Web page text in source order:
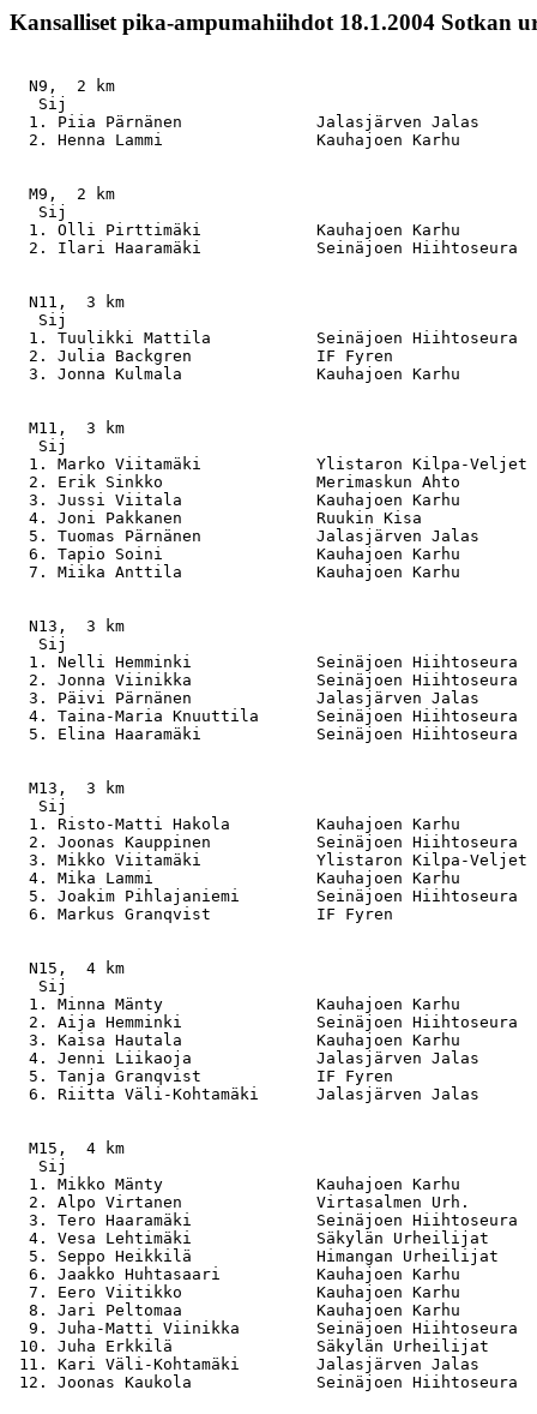
Kansalliset pika-ampumahiihdot 18.1.2004 Sotkan
  N9,  2 km
Sij
1. Piia Pärnänen              Jalasjärven Jalas
2. Henna Lammi                Kauhajoen Karhu
  M9,  2 km
Sij
1. Olli Pirttimäki            Kauhajoen Karhu
2. Ilari Haaramäki            Seinäjoen Hiihtoseura
  N11,  3 km
Sij
1. Tuulikki Mattila           Seinäjoen Hiihtoseura
2. Julia Backgren             IF Fyren
3. Jonna Kulmala              Kauhajoen Karhu
  M11,  3 km
Sij
1. Marko Viitamäki            Ylistaron Kilpa-Veljet
2. Erik Sinkko                Merimaskun Ahto
3. Jussi Viitala              Kauhajoen Karhu
4. Joni Pakkanen              Ruukin Kisa
5. Tuomas Pärnänen            Jalasjärven Jalas
6. Tapio Soini                Kauhajoen Karhu
7. Miika Anttila              Kauhajoen Karhu
  N13,  3 km
Sij
1. Nelli Hemminki             Seinäjoen Hiihtoseura
2. Jonna Viinikka             Seinäjoen Hiihtoseura
3. Päivi Pärnänen             Jalasjärven Jalas
4. Taina-Maria Knuuttila      Seinäjoen Hiihtoseura
5. Elina Haaramäki            Seinäjoen Hiihtoseura
  M13,  3 km
Sij
1. Risto-Matti Hakola         Kauhajoen Karhu
2. Joonas Kauppinen           Seinäjoen Hiihtoseura
3. Mikko Viitamäki            Ylistaron Kilpa-Veljet
4. Mika Lammi                 Kauhajoen Karhu
5. Joakim Pihlajaniemi        Seinäjoen Hiihtoseura
6. Markus Granqvist           IF Fyren
  N15,  4 km
Sij
1. Minna Mänty                Kauhajoen Karhu
2. Aija Hemminki              Seinäjoen Hiihtoseura
3. Kaisa Hautala              Kauhajoen Karhu
4. Jenni Liikaoja             Jalasjärven Jalas
5. Tanja Granqvist            IF Fyren
6. Riitta Väli-Kohtamäki      Jalasjärven Jalas
  M15,  4 km
Sij
1. Mikko Mänty                Kauhajoen Karhu
2. Alpo Virtanen              Virtasalmen Urh.
3. Tero Haaramäki             Seinäjoen Hiihtoseura
4. Vesa Lehtimäki             Säkylän Urheilijat
5. Seppo Heikkilä             Himangan Urheilijat
6. Jaakko Huhtasaari          Kauhajoen Karhu
7. Eero Viitikko              Kauhajoen Karhu
8. Jari Peltomaa              Kauhajoen Karhu
9. Juha-Matti Viinikka        Seinäjoen Hiihtoseura
10. Juha Erkkilä               Säkylän Urheilijat
11. Kari Väli-Kohtamäki        Jalasjärven Jalas
12. Joonas Kaukola             Seinäjoen Hiihtoseura